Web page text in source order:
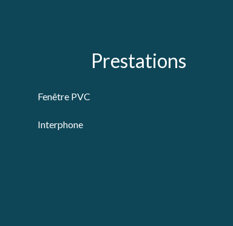
Prestations
Fenêtre PVC
Interphone